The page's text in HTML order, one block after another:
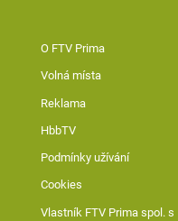
O FTV Prima
Volná místa
Reklama
HbbTV
Podmínky užívání
Cookies
Vlastník FTV Prima spol. s